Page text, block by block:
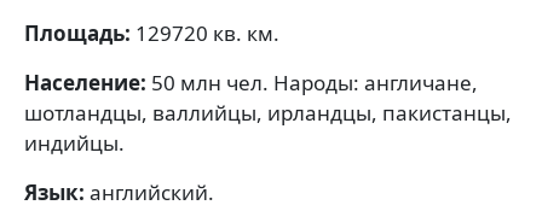
Площадь: 129720 кв. км.
Население: 50 млн чел. Народы: англичане,
шотландцы, валлийцы, ирландцы, пакистанцы,
индийцы.
Язык: английский.